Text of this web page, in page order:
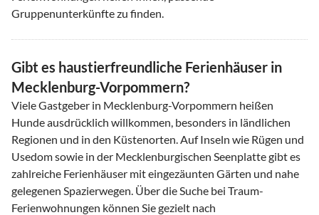
Gruppenunterkünfte zu finden.
Gibt es haustierfreundliche Ferienhäuser in
Mecklenburg-Vorpommern?
Viele Gastgeber in Mecklenburg-Vorpommern heißen
Hunde ausdrücklich willkommen, besonders in ländlichen
Regionen und in den Küstenorten. Auf Inseln wie Rügen und
Usedom sowie in der Mecklenburgischen Seenplatte gibt es
zahlreiche Ferienhäuser mit eingezäunten Gärten und nahe
gelegenen Spazierwegen. Über die Suche bei Traum-
Ferienwohnungen können Sie gezielt nach